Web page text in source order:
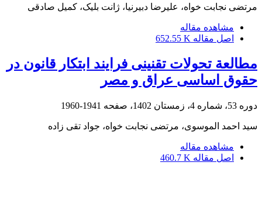
مرتضی نجابت خواه، علیرضا دبیرنیا، ژانت بلیک، کمیل صادقی
مشاهده مقاله
اصل مقاله 652.55 K
مطالعة تحولات تقنینی فرایند ابتکار قانون در
حقوق اساسی عراق و مصر
دوره 53، شماره 4، زمستان 1402، صفحه 1941-1960
سید احمد الموسوی، مرتضی نجابت خواه، جواد تقی زاده
مشاهده مقاله
اصل مقاله 460.7 K